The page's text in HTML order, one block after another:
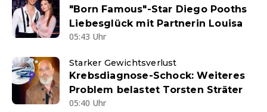
"Born Famous"-Star Diego Pooths
Liebesglück mit Partnerin Louisa
05:43 Uhr
Starker Gewichtsverlust
Krebsdiagnose-Schock: Weiteres
Problem belastet Torsten Sträter
05:40 Uhr